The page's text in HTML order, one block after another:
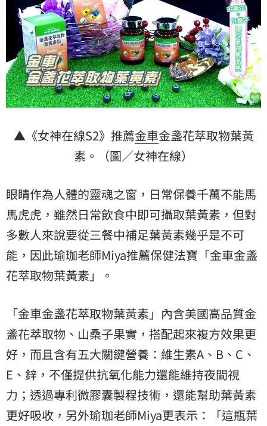
▲《女神在線S2》推薦金車金盞花萃取物葉黃
素。（圖／女神在線）
眼睛作為人體的靈魂之窗，日常保養千萬不能馬
馬虎虎，雖然日常飲食中即可攝取葉黃素，但對
多數人來說要從三餐中補足葉黃素幾乎是不可
能，因此瑜珈老師Miya推薦保健法寶「金車金盞
花萃取物葉黃素」。
「金車金盞花萃取物葉黃素」內含美國高品質金
盞花萃取物、山桑子果實，搭配起來複方效果更
好，而且含有五大關鍵營養：維生素A、B、C、
E、鋅，不僅提供抗氧化能力還能維持夜間視
力 ；透過專利微膠囊製程技術，還能幫助葉黃素
更好吸收，另外瑜珈老師Miya更表示：「這瓶葉